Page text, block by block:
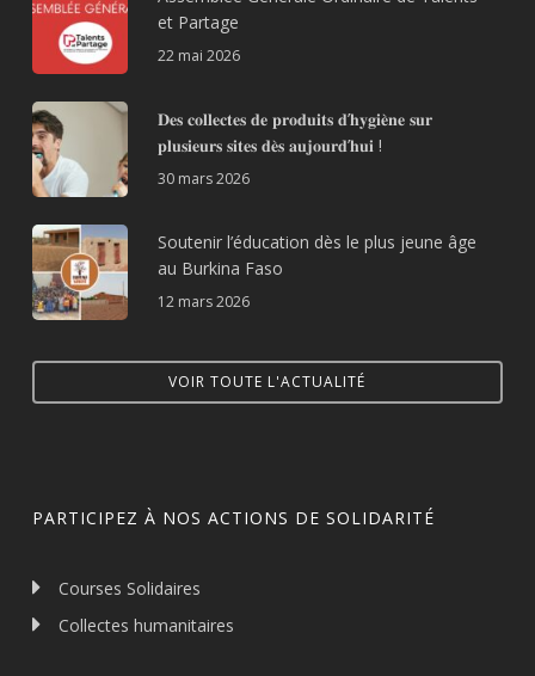
et Partage
22 mai 2026
𝐃𝐞𝐬 𝐜𝐨𝐥𝐥𝐞𝐜𝐭𝐞𝐬 𝐝𝐞 𝐩𝐫𝐨𝐝𝐮𝐢𝐭𝐬 𝐝’𝐡𝐲𝐠𝐢𝐞̀𝐧𝐞 𝐬𝐮𝐫
𝐩𝐥𝐮𝐬𝐢𝐞𝐮𝐫𝐬 𝐬𝐢𝐭𝐞𝐬 𝐝𝐞̀𝐬 𝐚𝐮𝐣𝐨𝐮𝐫𝐝’𝐡𝐮𝐢 !
30 mars 2026
Soutenir l’éducation dès le plus jeune âge
au Burkina Faso
12 mars 2026
VOIR TOUTE L'ACTUALITÉ
PARTICIPEZ À NOS ACTIONS DE SOLIDARITÉ
Courses Solidaires
Collectes humanitaires